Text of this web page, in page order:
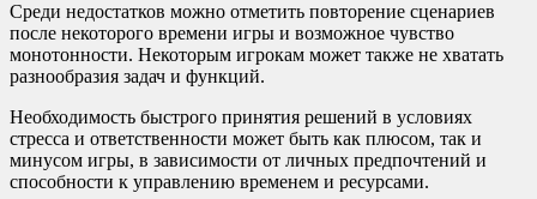
Среди недостатков можно отметить повторение сценариев
после некоторого времени игры и возможное чувство
монотонности. Некоторым игрокам может также не хватать
разнообразия задач и функций.
Необходимость быстрого принятия решений в условиях
стресса и ответственности может быть как плюсом, так и
минусом игры, в зависимости от личных предпочтений и
способности к управлению временем и ресурсами.